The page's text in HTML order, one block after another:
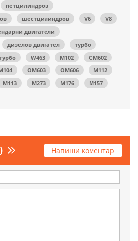
петцилиндров
шестцилиндров V6
V8
двигатели
дизелов двигател
турбо
W463 M102
OM602
OM603 OM606
M112
M113 M273 M176
M157
Напиши коментар